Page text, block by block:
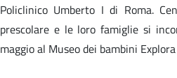
Policlinico Umberto I di Roma.
prescolare e le loro famiglie si
maggio al Museo dei bambini